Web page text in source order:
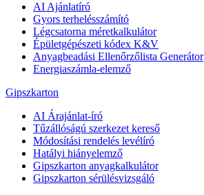
AI Ajánlatíró
Gyors terhelésszámító
Légcsatorna méretkalkulátor
Épületgépészeti kódex K&V
Anyagbeadási Ellenőrzőlista Generátor
Energiaszámla-elemző
Gipszkarton
AI Árajánlat-író
Tűzállóságú szerkezet kereső
Módosítási rendelés levélíró
Hatályi hiányelemző
Gipszkarton anyagkalkulátor
Gipszkarton sérülésvizsgáló